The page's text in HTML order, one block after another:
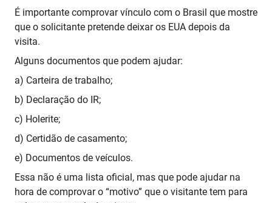
É importante comprovar vínculo com o Brasil que mostre
que o solicitante pretende deixar os EUA depois da
visita.
Alguns documentos que podem ajudar:
a) Carteira de trabalho;
b) Declaração do IR;
c) Holerite;
d) Certidão de casamento;
e) Documentos de veículos.
Essa não é uma lista oficial, mas que pode ajudar na
hora de comprovar o “motivo” que o visitante tem para